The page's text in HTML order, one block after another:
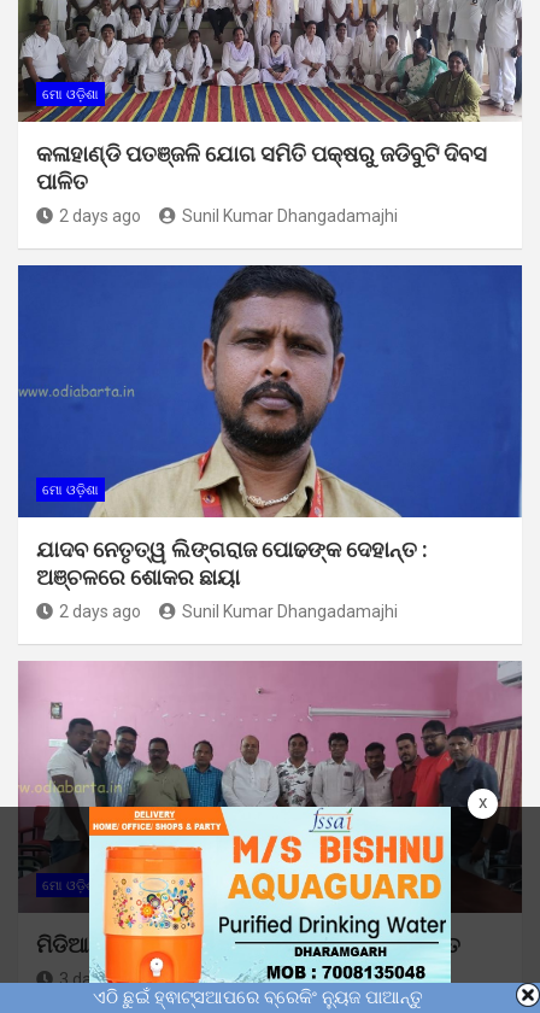
x
ମୋ ଓଡ଼ିଶା
କଳାହାଣ୍ଡି ପତଞ୍ଜଳି ଯୋଗ ସମିତି ପକ୍ଷରୁ ଜଡିବୁଟି ଦିବସ
ପାଳିତ
2 days ago Sunil Kumar Dhangadamajhi
ମୋ ଓଡ଼ିଶା
ଯାଦବ ନେତୃତ୍ୱ ଲିଙ୍ଗରାଜ ପୋଢଙ୍କ ଦେହାନ୍ତ :
ଅଞ୍ଚଳରେ ଶୋକର ଛାୟା
2 days ago Sunil Kumar Dhangadamajhi
ମୋ ଓଡ଼ିଶା
ମିଡିଆ କ୍ଲବ୍ ପକ୍ଷରୁ ଓଡ଼ିଆ ସାମ୍ବାଦିକ ଦିବସ ପାଳିତ
3 days ago Sunil Kumar Dhangadamajhi
ଏଠି ଛୁଇଁ ହ୍ଵାଟ୍ସଆପରେ ବ୍ରେକିଂ ନ୍ୟୁଜ ପାଆନ୍ତୁ